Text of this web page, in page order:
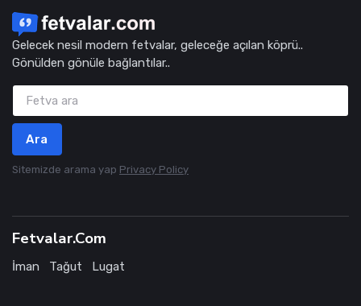
Gelecek nesil modern fetvalar, geleceğe açılan köprü..
Gönülden gönüle bağlantılar..
Ara
Sitemizde arama yap Privacy Policy
Fetvalar.Com
İman Tağut Lugat